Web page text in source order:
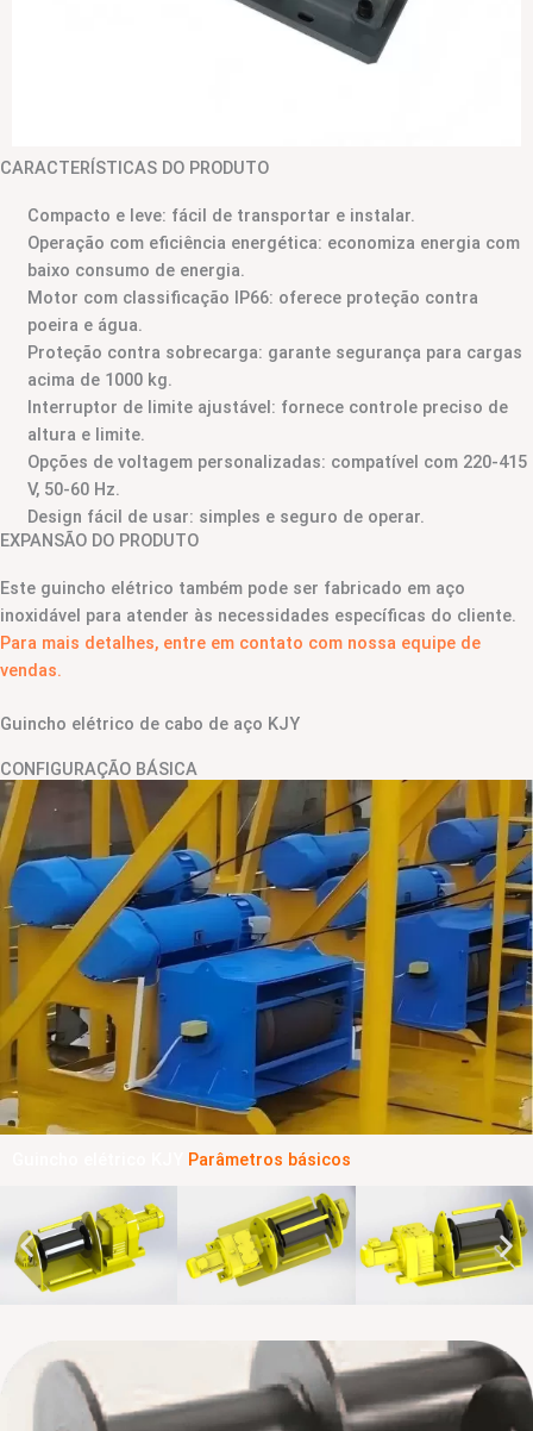
CARACTERÍSTICAS DO PRODUTO
Compacto e leve: fácil de transportar e instalar.
Operação com eficiência energética: economiza energia com
baixo consumo de energia.
Motor com classificação IP66: oferece proteção contra
poeira e água.
Proteção contra sobrecarga: garante segurança para cargas
acima de 1000 kg.
Interruptor de limite ajustável: fornece controle preciso de
altura e limite.
Opções de voltagem personalizadas: compatível com 220-415
V, 50-60 Hz.
Design fácil de usar: simples e seguro de operar.
EXPANSÃO DO PRODUTO
Este guincho elétrico também pode ser fabricado em aço
inoxidável para atender às necessidades específicas do cliente.
Para mais detalhes, entre em contato com nossa equipe de
vendas.
Guincho elétrico de cabo de aço KJY
CONFIGURAÇÃO BÁSICA
Parâmetros básicos